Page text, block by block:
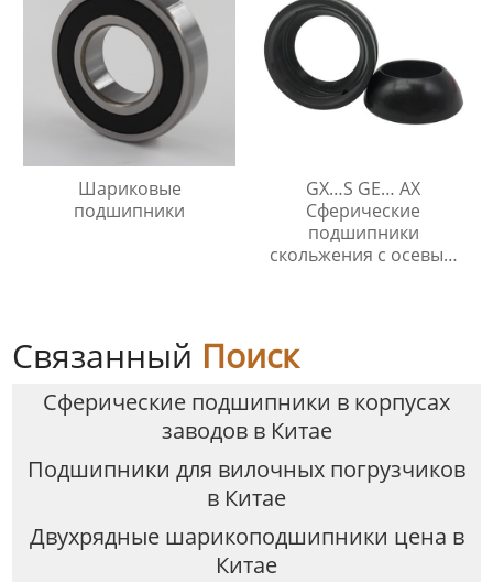
Шариковые
подшипники
GX…S GE… AX
Сферические
подшипники
скольжения с осевым
Связанный Поиск
Сферические подшипники в корпусах
заводов в Китае
Подшипники для вилочных погрузчиков
в Китае
Двухрядные шарикоподшипники цена в
Китае